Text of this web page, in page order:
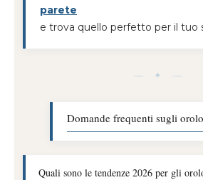
parete
e trova quello perfetto per il tuo
— ✦ —
Domande frequenti sugli
Quali sono le tendenze 2026 per gli